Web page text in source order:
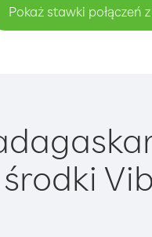
Pokaż stawki połączeń